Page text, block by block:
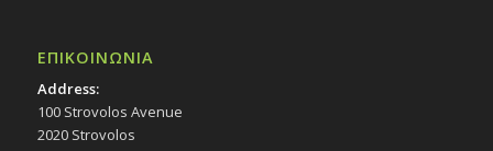
ΕΠΙΚΟΙΝΩΝΙΑ
Address:
100 Strovolos Avenue
2020 Strovolos